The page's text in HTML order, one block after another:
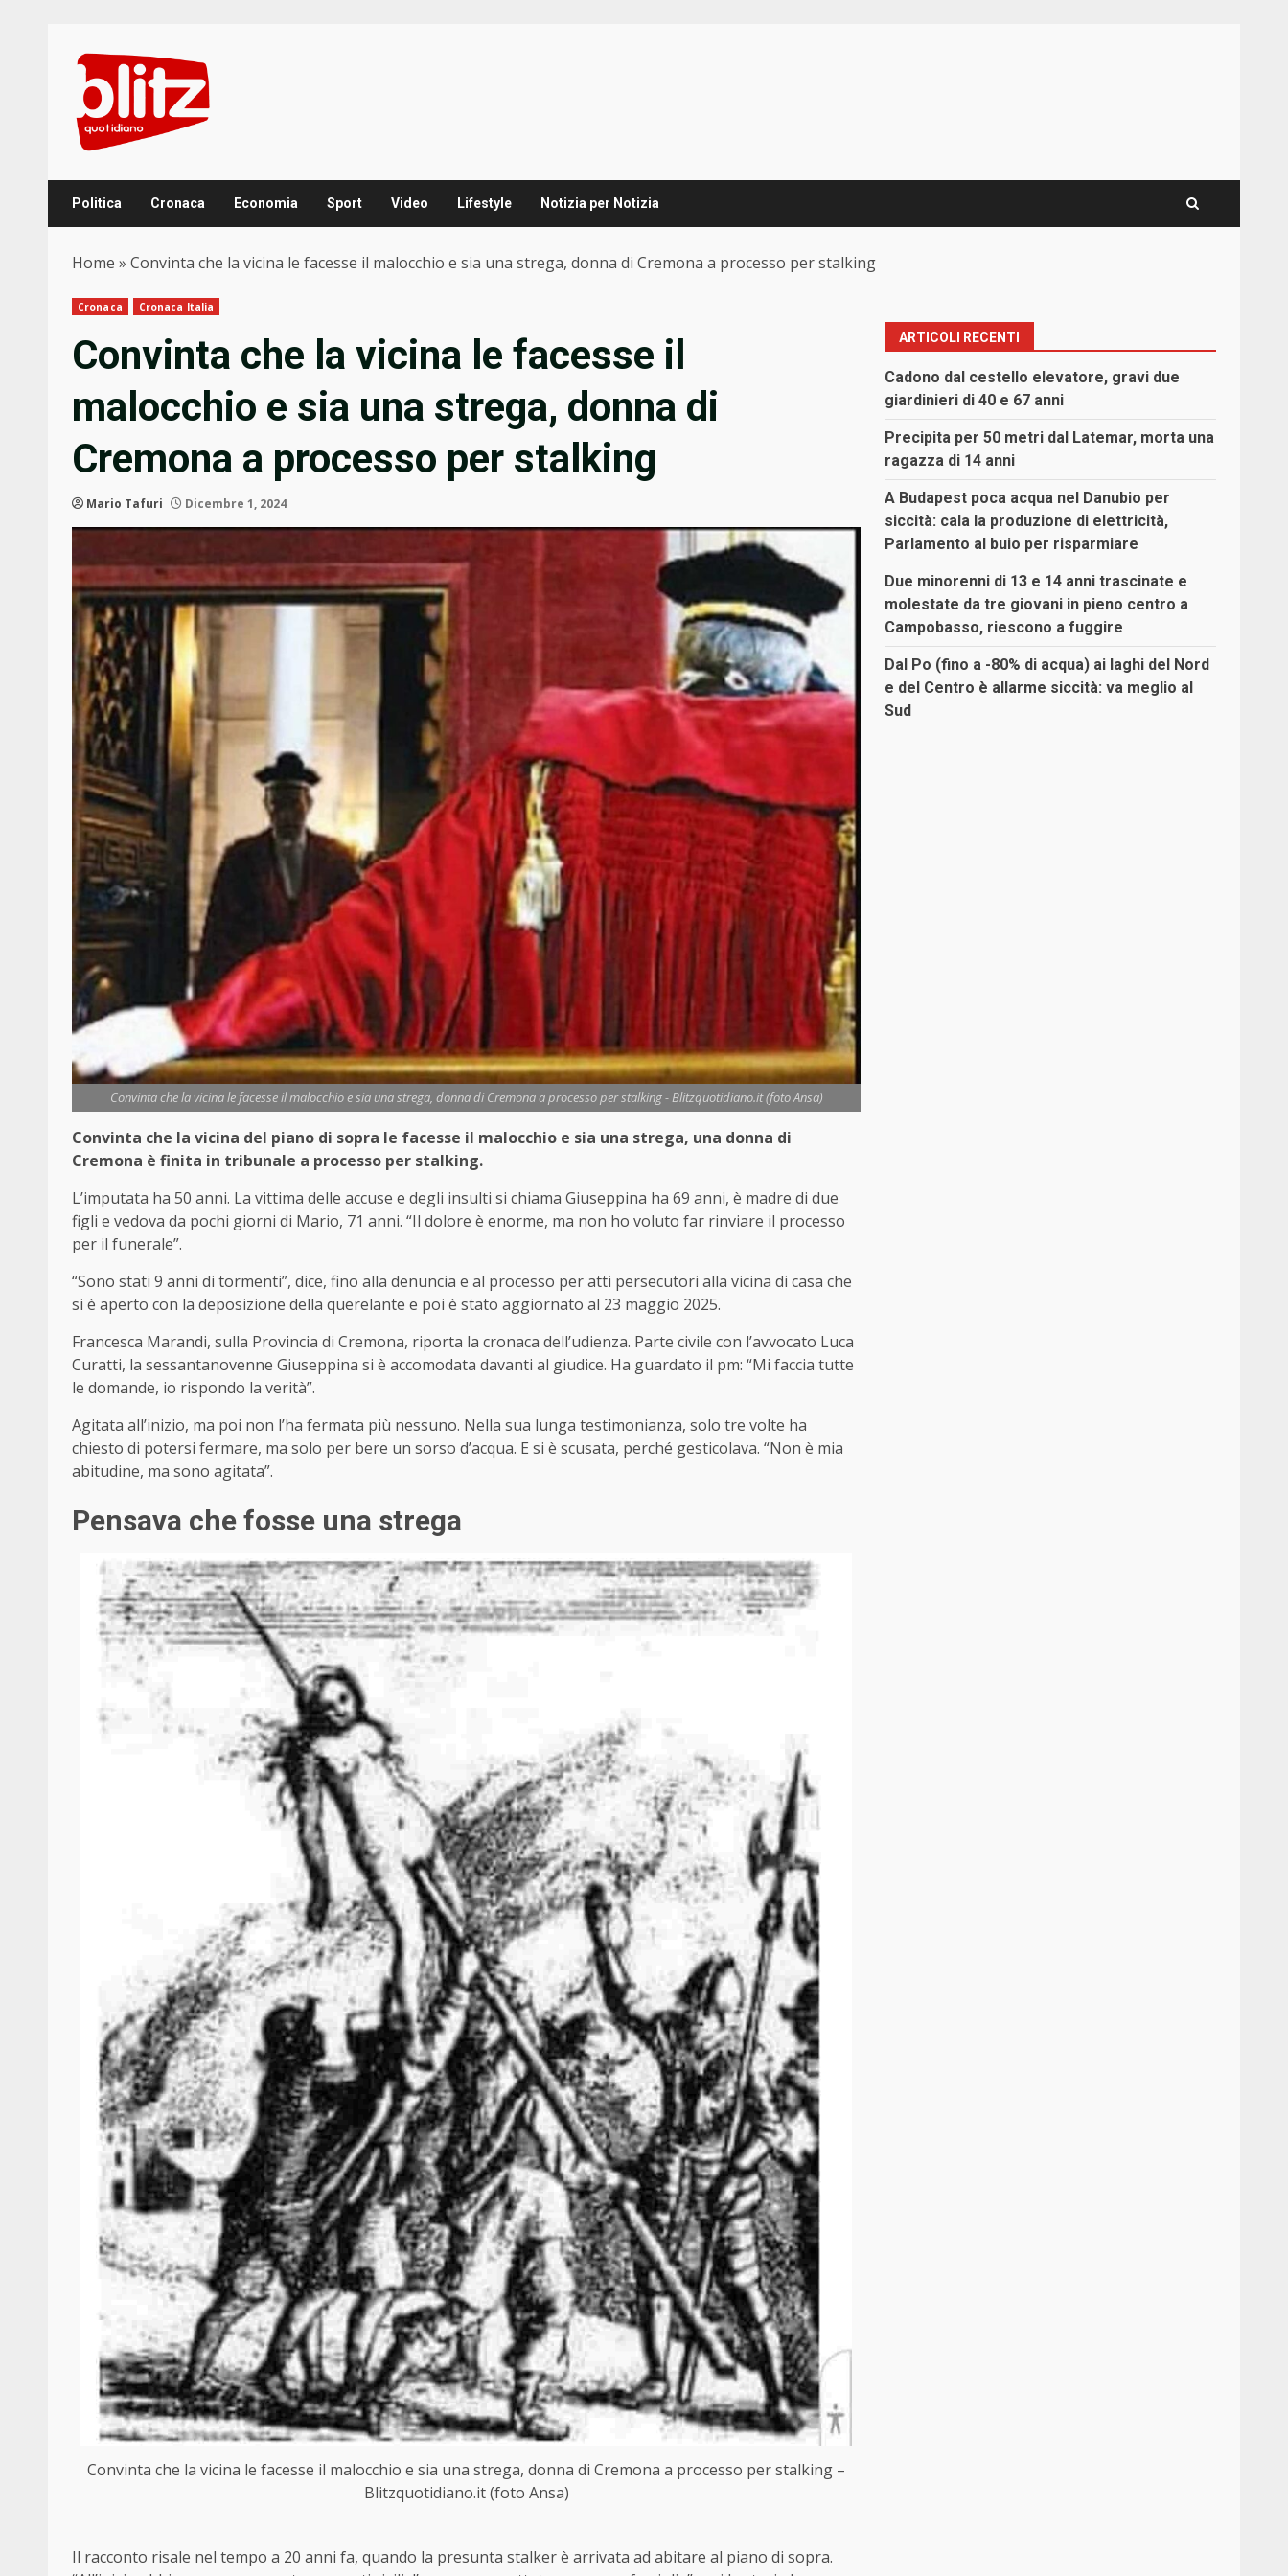
content
Politica Cronaca Economia Sport Video Lifestyle Notizia per Notizia
Home » Convinta che la vicina le facesse il malocchio e sia una strega, donna di Cremona a processo per stalking
Cronaca Cronaca Italia
Convinta che la vicina le facesse il
malocchio e sia una strega, donna di
Cremona a processo per stalking
Mario Tafuri Dicembre 1, 2024
Convinta che la vicina le facesse il malocchio e sia una strega, donna di Cremona a processo per stalking - Blitzquotidiano.it (foto Ansa)
Convinta che la vicina del piano di sopra le facesse il malocchio e sia una strega, una donna di
Cremona è finita in tribunale a processo per stalking.
L’imputata ha 50 anni. La vittima delle accuse e degli insulti si chiama Giuseppina ha 69 anni, è madre di due
figli e vedova da pochi giorni di Mario, 71 anni. “Il dolore è enorme, ma non ho voluto far rinviare il processo
per il funerale”.
“Sono stati 9 anni di tormenti”, dice, fino alla denuncia e al processo per atti persecutori alla vicina di casa che
si è aperto con la deposizione della querelante e poi è stato aggiornato al 23 maggio 2025.
Francesca Marandi, sulla Provincia di Cremona, riporta la cronaca dell’udienza. Parte civile con l’avvocato Luca
Curatti, la sessantanovenne Giuseppina si è accomodata davanti al giudice. Ha guardato il pm: “Mi faccia tutte
le domande, io rispondo la verità”.
Agitata all’inizio, ma poi non l’ha fermata più nessuno. Nella sua lunga testimonianza, solo tre volte ha
chiesto di potersi fermare, ma solo per bere un sorso d’acqua. E si è scusata, perché gesticolava. “Non è mia
abitudine, ma sono agitata”.
Pensava che fosse una strega
Convinta che la vicina le facesse il malocchio e sia una strega, donna di Cremona a processo per stalking –
Blitzquotidiano.it (foto Ansa)
Il racconto risale nel tempo a 20 anni fa, quando la presunta stalker è arrivata ad abitare al piano di sopra.
ARTICOLI RECENTI
Cadono dal cestello elevatore, gravi due
giardinieri di 40 e 67 anni
Precipita per 50 metri dal Latemar, morta una
ragazza di 14 anni
A Budapest poca acqua nel Danubio per
siccità: cala la produzione di elettricità,
Parlamento al buio per risparmiare
Due minorenni di 13 e 14 anni trascinate e
molestate da tre giovani in pieno centro a
Campobasso, riescono a fuggire
Dal Po (fino a -80% di acqua) ai laghi del Nord
e del Centro è allarme siccità: va meglio al
Sud